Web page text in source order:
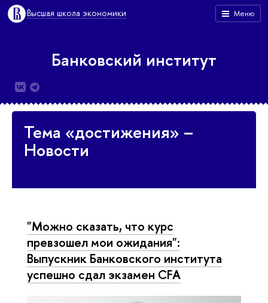
Меню
Высшая школа экономики
Банковский институт
Тема «достижения» –
Новости
"Можно сказать, что курс
превзошел мои ожидания":
Выпускник Банковского института
успешно сдал экзамен CFA